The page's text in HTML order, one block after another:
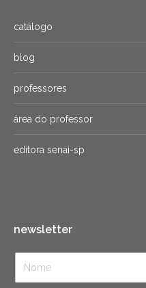
catálogo
blog
professores
área do professor
editora senai-sp
newsletter